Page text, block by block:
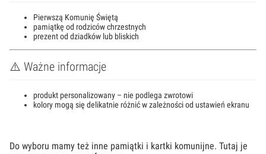
Pierwszą Komunię Świętą
pamiątkę od rodziców chrzestnych
prezent od dziadków lub bliskich
⚠️ Ważne informacje
produkt personalizowany – nie podlega zwrotowi
kolory mogą się delikatnie różnić w zależności od ustawień ekranu
Do wyboru mamy też inne pamiątki i kartki komunijne. Tutaj je